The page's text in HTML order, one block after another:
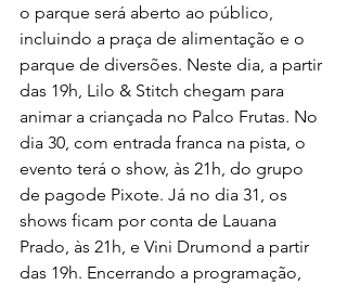
o parque será aberto ao público,
incluindo a praça de alimentação e o
parque de diversões. Neste dia, a partir
das 19h, Lilo & Stitch chegam para
animar a criançada no Palco Frutas. No
dia 30, com entrada franca na pista, o
evento terá o show, às 21h, do grupo
de pagode Pixote. Já no dia 31, os
shows ficam por conta de Lauana
Prado, às 21h, e Vini Drumond a partir
das 19h. Encerrando a programação,